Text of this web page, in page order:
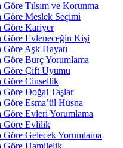
Tılsım ve Korunma
Göre Meslek Seçimi
Göre Kariyer
Göre Evleneceğin Kişi
Göre Aşk Hayatı
Göre Burç Yorumlama
Göre Çift Uyumu
Göre Cinsellik
Göre Doğal Taşlar
Göre Esma’ül Hüsna
Göre Evleri Yorumlama
Göre Evlilik
Göre Gelecek Yorumlama
Göre Hamilelik